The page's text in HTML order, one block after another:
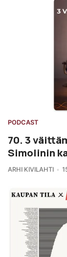
PODCAST
70. 3
Simolinin
ARHI KIVILAHTI